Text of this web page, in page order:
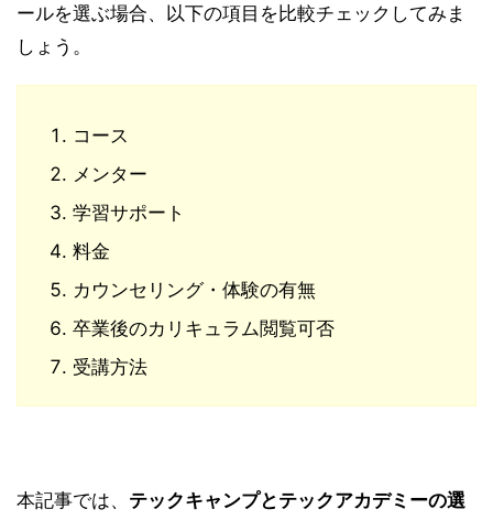
ールを選ぶ場合、以下の項目を比較チェックしてみま
しょう。
コース
メンター
学習サポート
料金
カウンセリング・体験の有無
卒業後のカリキュラム閲覧可否
受講方法
本記事では、 テックキャンプとテックアカデミーの選